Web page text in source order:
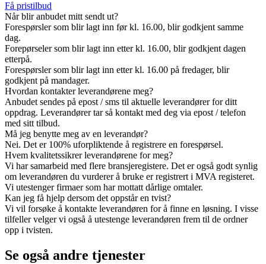
Få pristilbud
Når blir anbudet mitt sendt ut?
Forespørsler som blir lagt inn før kl. 16.00, blir godkjent samme
dag.
Forepørseler som blir lagt inn etter kl. 16.00, blir godkjent dagen
etterpå.
Forespørsler som blir lagt inn etter kl. 16.00 på fredager, blir
godkjent på mandager.
Hvordan kontakter leverandørene meg?
Anbudet sendes på epost / sms til aktuelle leverandører for ditt
oppdrag. Leverandører tar så kontakt med deg via epost / telefon
med sitt tilbud.
Må jeg benytte meg av en leverandør?
Nei. Det er 100% uforpliktende å registrere en forespørsel.
Hvem kvalitetssikrer leverandørene for meg?
Vi har samarbeid med flere bransjeregistere. Det er også godt synlig
om leverandøren du vurderer å bruke er registrert i MVA registeret.
Vi utestenger firmaer som har mottatt dårlige omtaler.
Kan jeg få hjelp dersom det oppstår en tvist?
Vi vil forsøke å kontakte leverandøren for å finne en løsning. I visse
tilfeller velger vi også å utestenge leverandøren frem til de ordner
opp i tvisten.
Se også andre tjenester